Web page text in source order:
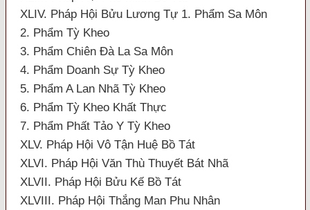
XLIV. Pháp Hội Bửu Lương Tự 1. Phẩm Sa Môn
2. Phẩm Tỳ Kheo
3. Phẩm Chiên Đà La Sa Môn
4. Phẩm Doanh Sự Tỳ Kheo
5. Phẩm A Lan Nhã Tỳ Kheo
6. Phẩm Tỳ Kheo Khất Thực
7. Phẩm Phất Tảo Y Tỳ Kheo
XLV. Pháp Hội Vô Tận Huệ Bồ Tát
XLVI. Pháp Hội Văn Thù Thuyết Bát Nhã
XLVII. Pháp Hội Bửu Kế Bồ Tát
XLVIII. Pháp Hội Thắng Man Phu Nhân